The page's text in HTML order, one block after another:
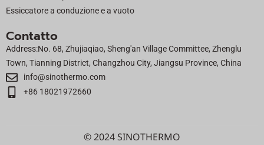
Essiccatore a conduzione e a vuoto
Contatto
Address:No. 68, Zhujiaqiao, Sheng'an Village Committee, Zhenglu
Town, Tianning District, Changzhou City, Jiangsu Province, China
info@sinothermo.com
+86 18021972660
© 2024 SINOTHERMO